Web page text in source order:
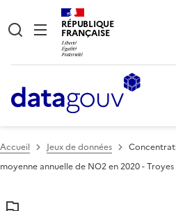
RÉPUBLIQUE
FRANÇAISE
Accueil Jeux de données
moyenne annuelle de NO2 en 2020 - Troyes